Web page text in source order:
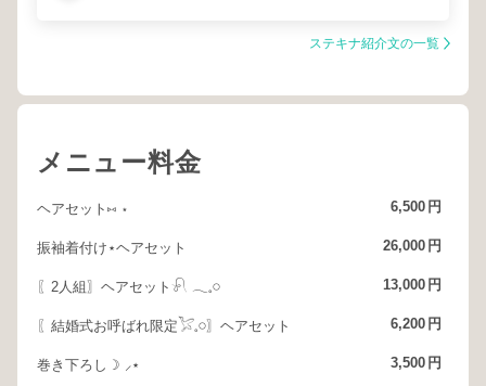
ステキナ紹介文の一覧
メニュー料金
ヘアセット⑅ ⋆ 6,500 円
振袖着付け⋆ヘアセット 26,000 円
〖2人組〗ヘアセット𓍯 𓂃𓈒𓏸 13,000 円
〖結婚式お呼ばれ限定𓅯𓈒𓏸〗ヘアセット 6,200 円
巻き下ろし☽ ⸝⋆ 3,500 円